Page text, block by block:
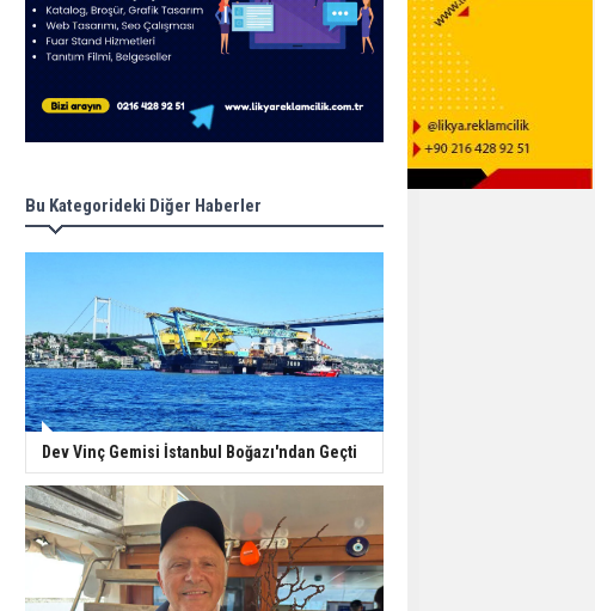
Bu Kategorideki Diğer Haberler
Dev Vinç Gemisi İstanbul Boğazı'ndan Geçti